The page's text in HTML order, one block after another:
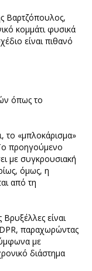
Βαρτζόπουλος,
κομμάτι φυσικά
είναι πιθανό
όπως το
το «μπλοκάρισμα»
προηγούμενο
με συγκρουσιακή
όμως, η
από τη
είναι
παραχωρώντας
με
διάστημα